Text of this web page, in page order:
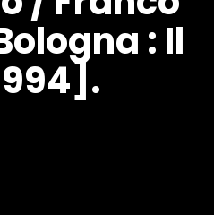
: Il